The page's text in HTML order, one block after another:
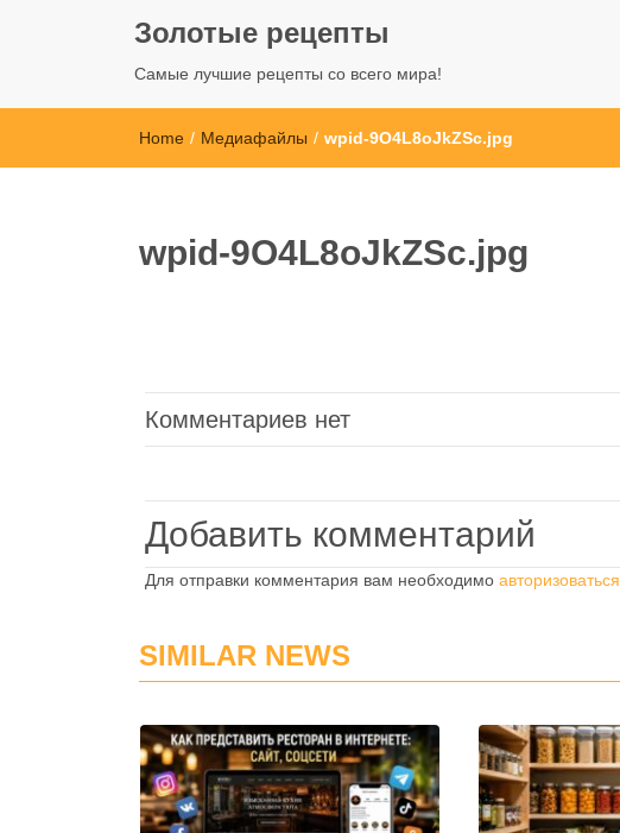
Золотые рецепты
Самые лучшие рецепты со всего мира!
Home / Медиафайлы / wpid-9O4L8oJkZSc.jpg
wpid-9O4L8oJkZSc.jpg
Комментариев нет
Добавить комментарий
Для отправки комментария вам необходимо авторизоваться
SIMILAR NEWS